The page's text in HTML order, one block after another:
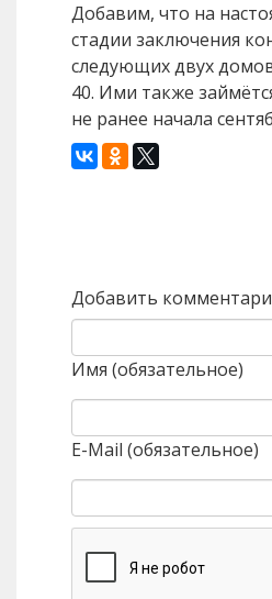
Добавим, что на
стадии заключения
следующих двух
40. Ими также
не ранее начала
Добавить
Имя (обязательное)
E-Mail (обязательное)